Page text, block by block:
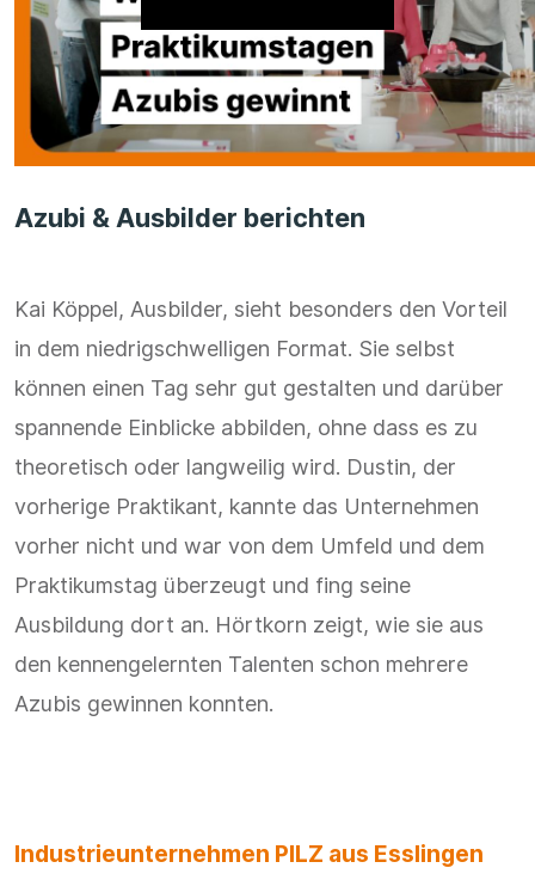
Azubi & Ausbilder berichten
Kai Köppel, Ausbilder, sieht besonders den Vorteil
in dem niedrigschwelligen Format. Sie selbst
können einen Tag sehr gut gestalten und darüber
spannende Einblicke abbilden, ohne dass es zu
theoretisch oder langweilig wird. Dustin, der
vorherige Praktikant, kannte das Unternehmen
vorher nicht und war von dem Umfeld und dem
Praktikumstag überzeugt und fing seine
Ausbildung dort an. Hörtkorn zeigt, wie sie aus
den kennengelernten Talenten schon mehrere
Azubis gewinnen konnten.
Industrieunternehmen PILZ aus Esslingen